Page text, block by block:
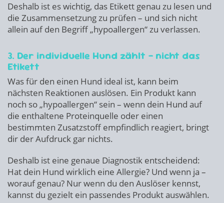
Deshalb ist es wichtig, das Etikett genau zu lesen und
die Zusammensetzung zu prüfen – und sich nicht
allein auf den Begriff „hypoallergen“ zu verlassen.
3. Der individuelle Hund zählt – nicht das
Etikett
Was für den einen Hund ideal ist, kann beim
nächsten Reaktionen auslösen. Ein Produkt kann
noch so „hypoallergen“ sein – wenn dein Hund auf
die enthaltene Proteinquelle oder einen
bestimmten Zusatzstoff empfindlich reagiert, bringt
dir der Aufdruck gar nichts.
Deshalb ist eine genaue Diagnostik entscheidend:
Hat dein Hund wirklich eine Allergie? Und wenn ja –
worauf genau? Nur wenn du den Auslöser kennst,
kannst du gezielt ein passendes Produkt auswählen.